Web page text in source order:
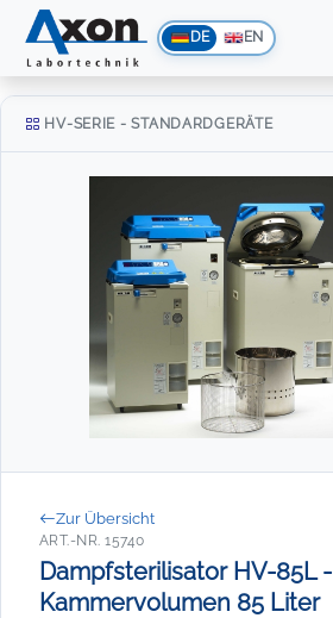
DE EN
HV-SERIE - STANDARDGERÄTE
Zur Übersicht
ART.-NR. 15740
Dampfsterilisator HV-85L -
Kammervolumen 85 Liter